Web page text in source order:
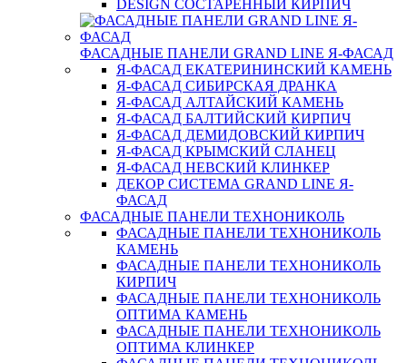
DESIGN СОСТАРЕННЫЙ КИРПИЧ
ФАСАДНЫЕ ПАНЕЛИ GRAND LINE Я-ФАСАД
Я-ФАСАД ЕКАТЕРИНИНСКИЙ КАМЕНЬ
Я-ФАСАД СИБИРСКАЯ ДРАНКА
Я-ФАСАД АЛТАЙСКИЙ КАМЕНЬ
Я-ФАСАД БАЛТИЙСКИЙ КИРПИЧ
Я-ФАСАД ДЕМИДОВСКИЙ КИРПИЧ
Я-ФАСАД КРЫМСКИЙ СЛАНЕЦ
Я-ФАСАД НЕВСКИЙ КЛИНКЕР
ДЕКОР СИСТЕМА GRAND LINE Я-
ФАСАД
ФАСАДНЫЕ ПАНЕЛИ ТЕХНОНИКОЛЬ
ФАСАДНЫЕ ПАНЕЛИ ТЕХНОНИКОЛЬ
КАМЕНЬ
ФАСАДНЫЕ ПАНЕЛИ ТЕХНОНИКОЛЬ
КИРПИЧ
ФАСАДНЫЕ ПАНЕЛИ ТЕХНОНИКОЛЬ
ОПТИМА КАМЕНЬ
ФАСАДНЫЕ ПАНЕЛИ ТЕХНОНИКОЛЬ
ОПТИМА КЛИНКЕР